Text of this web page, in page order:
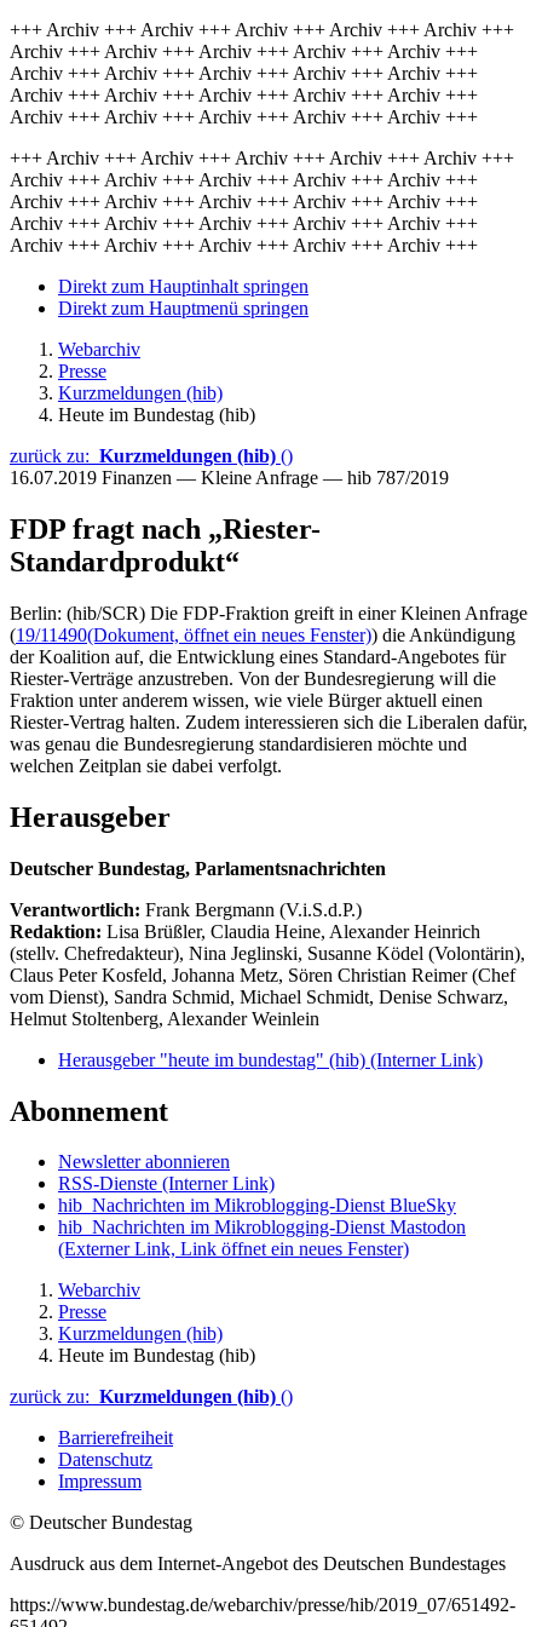
+++ Archiv +++ Archiv +++ Archiv +++ Archiv +++ Archiv +++
Archiv +++ Archiv +++ Archiv +++ Archiv +++ Archiv +++
Archiv +++ Archiv +++ Archiv +++ Archiv +++ Archiv +++
Archiv +++ Archiv +++ Archiv +++ Archiv +++ Archiv +++
Archiv +++ Archiv +++ Archiv +++ Archiv +++ Archiv +++
+++ Archiv +++ Archiv +++ Archiv +++ Archiv +++ Archiv +++
Archiv +++ Archiv +++ Archiv +++ Archiv +++ Archiv +++
Archiv +++ Archiv +++ Archiv +++ Archiv +++ Archiv +++
Archiv +++ Archiv +++ Archiv +++ Archiv +++ Archiv +++
Archiv +++ Archiv +++ Archiv +++ Archiv +++ Archiv +++
Direkt zum Hauptinhalt springen
Direkt zum Hauptmenü springen
Webarchiv
Presse
Kurzmeldungen (hib)
Heute im Bundestag (hib)
zurück zu: Kurzmeldungen (hib) ()
16.07.2019 Finanzen — Kleine Anfrage — hib 787/2019
FDP fragt nach „Riester-
Standardprodukt“
Berlin: (hib/SCR) Die FDP-Fraktion greift in einer Kleinen Anfrage
(19/11490(Dokument, öffnet ein neues Fenster)) die Ankündigung
der Koalition auf, die Entwicklung eines Standard-Angebotes für
Riester-Verträge anzustreben. Von der Bundesregierung will die
Fraktion unter anderem wissen, wie viele Bürger aktuell einen
Riester-Vertrag halten. Zudem interessieren sich die Liberalen dafür,
was genau die Bundesregierung standardisieren möchte und
welchen Zeitplan sie dabei verfolgt.
Herausgeber
Deutscher Bundestag, Parlamentsnachrichten
Verantwortlich: Frank Bergmann (V.i.S.d.P.)
Redaktion: Lisa Brüßler, Claudia Heine, Alexander Heinrich
(stellv. Chefredakteur), Nina Jeglinski, Susanne Ködel (Volontärin),
Claus Peter Kosfeld, Johanna Metz, Sören Christian Reimer (Chef
vom Dienst), Sandra Schmid, Michael Schmidt, Denise Schwarz,
Helmut Stoltenberg, Alexander Weinlein
Herausgeber "heute im bundestag" (hib) (Interner Link)
Abonnement
Newsletter abonnieren
RSS-Dienste (Interner Link)
hib_Nachrichten im Mikroblogging-Dienst BlueSky
hib_Nachrichten im Mikroblogging-Dienst Mastodon
(Externer Link, Link öffnet ein neues Fenster)
Webarchiv
Presse
Kurzmeldungen (hib)
Heute im Bundestag (hib)
zurück zu: Kurzmeldungen (hib) ()
Barrierefreiheit
Datenschutz
Impressum
© Deutscher Bundestag
Ausdruck aus dem Internet-Angebot des Deutschen Bundestages
https://www.bundestag.de/webarchiv/presse/hib/2019_07/651492-